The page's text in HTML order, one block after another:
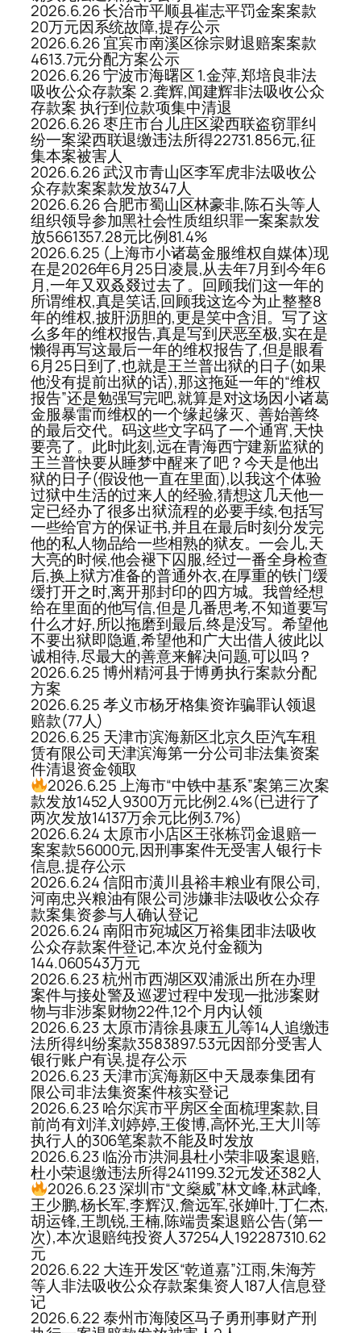
2026.6.26 长治市平顺县崔志平罚金案案款
20万元因系统故障,提存公示
2026.6.26 宜宾市南溪区徐宗财退赔案案款
4613.7元分配方案公示
2026.6.26 宁波市海曙区 1.金萍,郑培良非法
吸收公众存款案 2.龚辉,闻建辉非法吸收公众
存款案 执行到位款项集中清退
2026.6.26 枣庄市台儿庄区梁西联盗窃罪纠
纷一案梁西联退缴违法所得22731.856元,征
集本案被害人
2026.6.26 武汉市青山区李军虎非法吸收公
众存款案案款发放347人
2026.6.26 合肥市蜀山区林豪非,陈石头等人
组织领导参加黑社会性质组织罪一案案款发
放5661357.28元比例81.4%
2026.6.25 (上海市小诸葛金服维权自媒体)现
在是2026年6月25日凌晨,从去年7月到今年6
月,一年又双叒叕过去了。回顾我们这一年的
所谓维权,真是笑话,回顾我这迄今为止整整8
年的维权,披肝沥胆的,更是笑中含泪。写了这
么多年的维权报告,真是写到厌恶至极,实在是
懒得再写这最后一年的维权报告了,但是眼看
6月25日到了,也就是王兰普出狱的日子(如果
他没有提前出狱的话),那这拖延一年的“维权
报告”还是勉强写完吧,就算是对这场因小诸葛
金服暴雷而维权的一个缘起缘灭、善始善终
的最后交代。码这些文字码了一个通宵,天快
要亮了。此时此刻,远在青海西宁建新监狱的
王兰普快要从睡梦中醒来了吧？今天是他出
狱的日子(假设他一直在里面),以我这个体验
过狱中生活的过来人的经验,猜想这几天他一
定已经办了很多出狱流程的必要手续,包括写
一些给官方的保证书,并且在最后时刻分发完
他的私人物品给一些相熟的狱友。一会儿,天
大亮的时候,他会褪下囚服,经过一番全身检查
后,换上狱方准备的普通外衣,在厚重的铁门缓
缓打开之时,离开那封印的四方城。我曾经想
给在里面的他写信,但是几番思考,不知道要写
什么才好,所以拖磨到最后,终是没写。希望他
不要出狱即隐遁,希望他和广大出借人彼此以
诚相待,尽最大的善意来解决问题,可以吗？
2026.6.25 博州精河县于博勇执行案款分配
方案
2026.6.25 孝义市杨牙格集资诈骗罪认领退
赔款(77人)
2026.6.25 天津市滨海新区北京久臣汽车租
赁有限公司天津滨海第一分公司非法集资案
件清退资金领取
2026.6.25 上海市“中铁中基系”案第三次案
款发放1452人9300万元比例2.4%(已进行了
两次发放14137万余元比例3.7%)
2026.6.24 太原市小店区王张栋罚金退赔一
案案款56000元,因刑事案件无受害人银行卡
信息,提存公示
2026.6.24 信阳市潢川县裕丰粮业有限公司,
河南忠兴粮油有限公司涉嫌非法吸收公众存
款案集资参与人确认登记
2026.6.24 南阳市宛城区万裕集团非法吸收
公众存款案件登记,本次兑付金额为
144.060543万元
2026.6.23 杭州市西湖区双浦派出所在办理
案件与接处警及巡逻过程中发现一批涉案财
物与非涉案财物22件,12个月内认领
2026.6.23 太原市清徐县康五儿等14人追缴违
法所得纠纷案款3583897.53元因部分受害人
银行账户有误,提存公示
2026.6.23 天津市滨海新区中天晟泰集团有
限公司非法集资案件核实登记
2026.6.23 哈尔滨市平房区全面梳理案款,目
前尚有刘洋,刘婷婷,王俊博,高怀光,王大川等
执行人的306笔案款不能及时发放
2026.6.23 临汾市洪洞县杜小荣非吸案退赔,
杜小荣退缴违法所得241199.32元发还382人
2026.6.23 深圳市“文燊威”林文峰,林武峰,
王少鹏,杨长军,李辉汉,詹远军,张婵叶,丁仁杰,
胡运锋,王凯锐,王楠,陈端贵案退赔公告(第一
次),本次退赔纯投资人37254人192287310.62
元
2026.6.22 大连开发区“乾道嘉”江雨,朱海芳
等人非法吸收公众存款案集资人187人信息登
记
2026.6.22 泰州市海陵区马子勇刑事财产刑